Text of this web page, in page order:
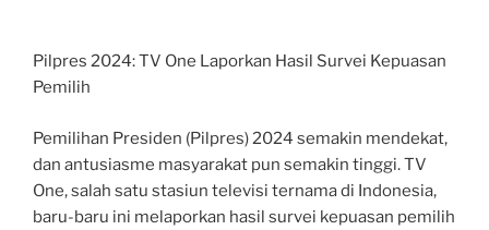
Pilpres 2024: TV One Laporkan Hasil Survei Kepuasan
Pemilih
Pemilihan Presiden (Pilpres) 2024 semakin mendekat,
dan antusiasme masyarakat pun semakin tinggi. TV
One, salah satu stasiun televisi ternama di Indonesia,
baru-baru ini melaporkan hasil survei kepuasan pemilih